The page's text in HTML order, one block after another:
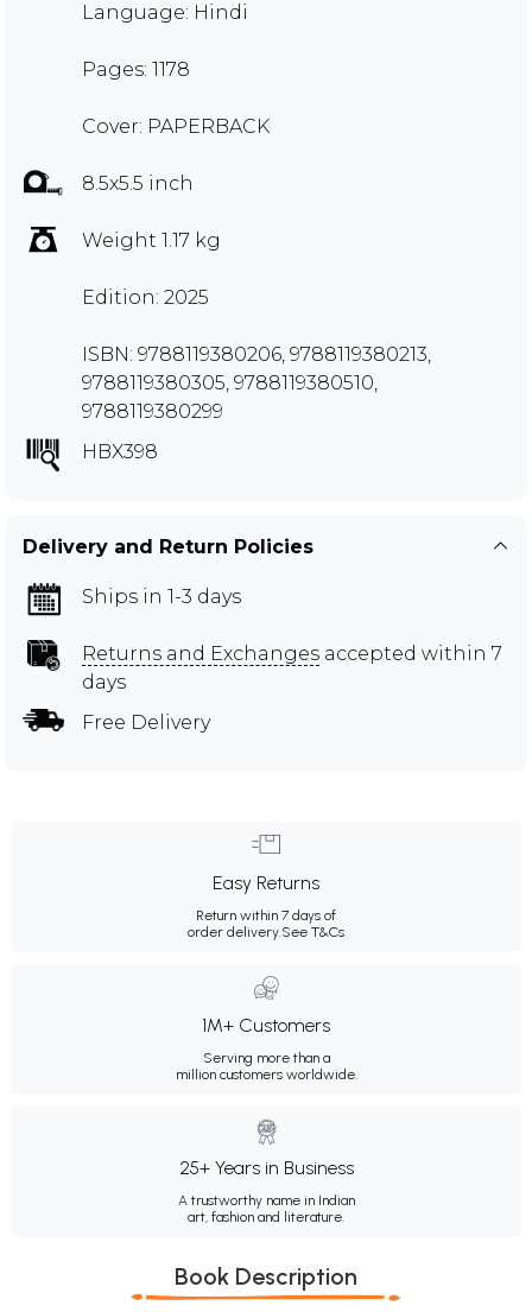
Language: Hindi
Pages: 1178
Cover: PAPERBACK
8.5x5.5 inch
Weight 1.17 kg
Edition: 2025
ISBN: 9788119380206, 9788119380213,
9788119380305, 9788119380510,
9788119380299
HBX398
Delivery and Return Policies
Ships in 1-3 days
Returns and Exchanges accepted within 7
days
Free Delivery
Easy Returns
Return within 7 days of
order delivery.See T&Cs
1M+ Customers
Serving more than a
million customers worldwide.
25+ Years in Business
A trustworthy name in Indian
art, fashion and literature.
Book Description